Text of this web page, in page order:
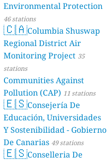
Environmental Protection
46 stations
🇨🇦Columbia Shuswap
Regional District Air
Monitoring Project 35
stations
Communities Against
Pollution (CAP) 11 stations
🇪🇸Consejería De
Educación, Universidades
Y Sostenibilidad - Gobierno
De Canarias 49 stations
🇪🇸Conselleria De